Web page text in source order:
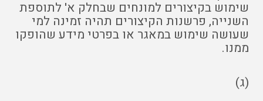
שימוש בקיצורים למונחים שבחלק א' לתוספת
השנייה, פרשנות הקיצורים תהיה זמינה למי
שעושה שימוש במאגר או בפרטי מידע שהופקו
ממנו.
(ג)